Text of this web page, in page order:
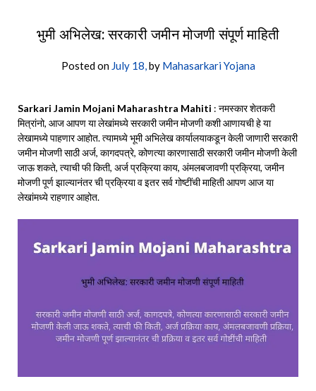
भुमी अभिलेख: सरकारी जमीन मोजणी संपूर्ण माहिती
Posted on July 18,by Mahasarkari Yojana
Sarkari Jamin Mojani Maharashtra Mahiti : नमस्कार शेतकरी
मित्रांनो, आज आपण या लेखांमध्ये सरकारी जमीन मोजणी कशी आणायची हे या
लेखामध्ये पाहणार आहोत. त्यामध्ये भूमी अभिलेख कार्यालयाकडून केली जाणारी सरकारी
जमीन मोजणी साठी अर्ज, कागदपत्रे, कोणत्या कारणासाठी सरकारी जमीन मोजणी केली
जाऊ शकते, त्याची फी किती, अर्ज प्रक्रिया काय, अंमलबजावणी प्रक्रिया, जमीन
मोजणी पूर्ण झाल्यानंतर ची प्रक्रिया व इतर सर्व गोष्टींची माहिती आपण आज या
लेखांमध्ये राहणार आहोत.